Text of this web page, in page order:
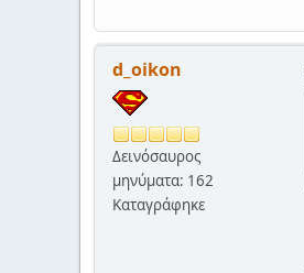
d_oikon
Δεινόσαυρος
μηνύματα: 162
Καταγράφηκε